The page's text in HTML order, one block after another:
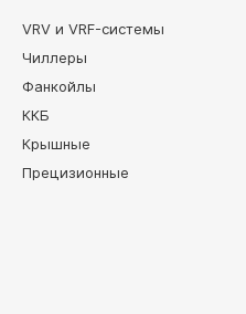
VRV и VRF-системы
Чиллеры
Фанкойлы
ККБ
Крышные
Прецизионные